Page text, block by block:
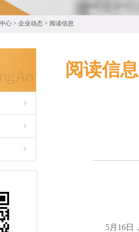
心 > 企业动态 > 阅读信息
阅读信息
5月16日，